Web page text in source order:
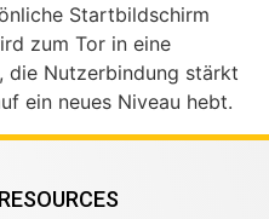
Startbildschirm
zum Tor in eine
die Nutzerbindung stärkt
ein neues Niveau hebt.
RESOURCES